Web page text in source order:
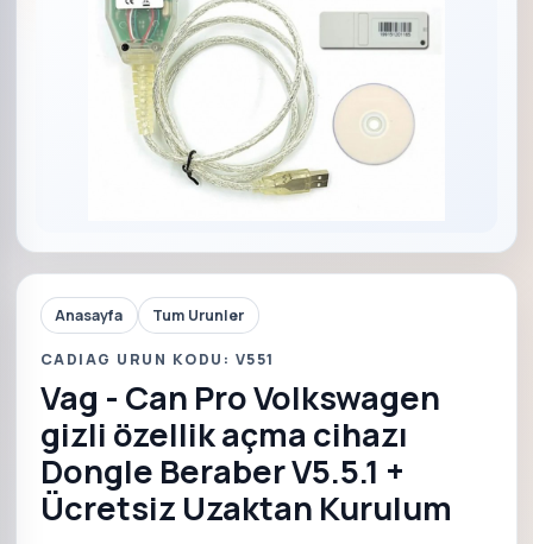
Anasayfa Tum Urunler
CADIAG URUN KODU: V551
Vag - Can Pro Volkswagen
gizli özellik açma cihazı
Dongle Beraber V5.5.1 +
Ücretsiz Uzaktan Kurulum